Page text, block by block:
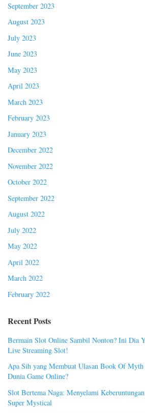
September 2023
August 2023
July 2023
June 2023
May 2023
April 2023
March 2023
February 2023
January 2023
December 2022
November 2022
October 2022
September 2022
August 2022
July 2022
May 2022
April 2022
March 2022
February 2022
Recent Posts
Bermain Slot Online Sambil Nonton? Ini Dia
Live Streaming Slot!
Apa Sih yang Membuat Ulasan Book Of
Dunia Game Online?
Slot Bertema Naga: Menyelami
Super Mystical